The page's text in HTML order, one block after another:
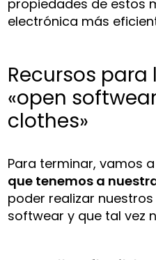
propiedades de estos
electrónica más
Recursos
«open
clothes»
Para terminar, vamos
que tenemos a
poder realizar
softwear y que tal vez